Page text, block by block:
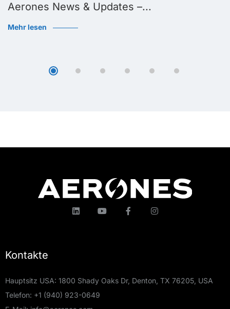
Aerones News & Updates –...
Mehr lesen
Kontakte
Hauptsitz USA: 1800 Shady Oaks Dr, Denton, TX 76205, USA
Telefon: +1 (940) 923-0649